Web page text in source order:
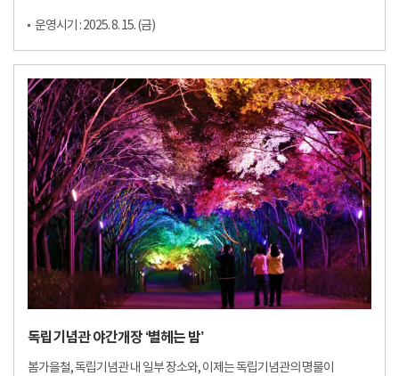
운영시기 : 2025. 8. 15. (금)
독립기념관 야간개장 ‘별헤는 밤’
봄가을철, 독립기념관 내 일부 장소와, 이제는 독립기념관의 명물이